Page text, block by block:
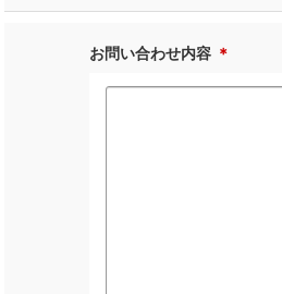
お問い合わせ内容 ＊